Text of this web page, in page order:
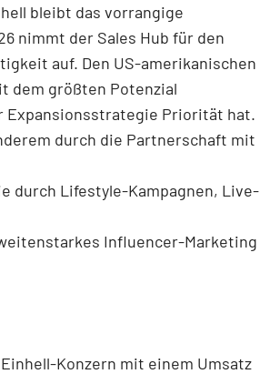
bleibt das vorrangige
nimmt der Sales Hub für den
auf. Den US-amerikanischen
dem größten Potenzial
Priorität hat.
durch die Partnerschaft mit
durch Lifestyle-Kampagnen, Live-
Influencer-Marketing
Konzern mit einem Umsatz